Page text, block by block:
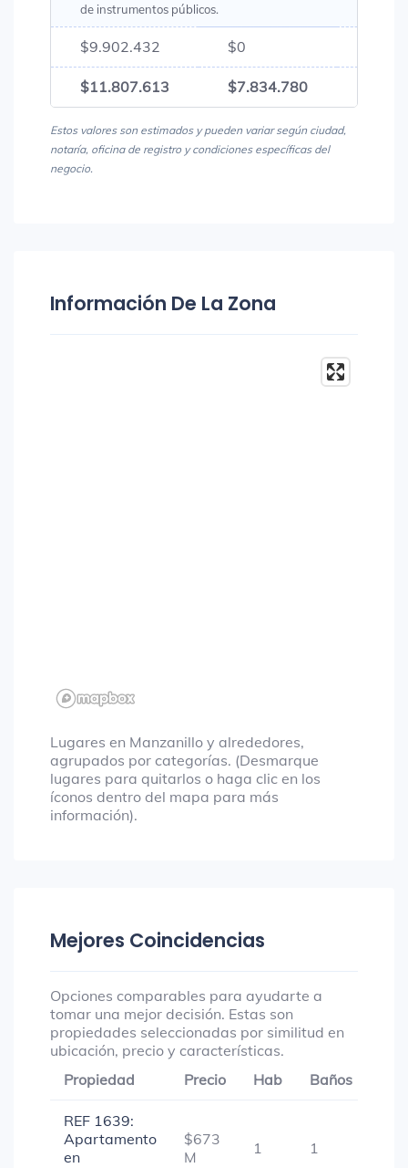
de instrumentos públicos.
$9.902.432 $0
$11.807.613 $7.834.780
Estos valores son estimados y pueden variar según ciudad,
notaría, oficina de registro y condiciones específicas del
negocio.
Información De La Zona
Lugares en Manzanillo y alrededores,
agrupados por categorías. (Desmarque
lugares para quitarlos o haga clic en los
íconos dentro del mapa para más
información).
Mejores Coincidencias
Opciones comparables para ayudarte a
tomar una mejor decisión. Estas son
propiedades seleccionadas por similitud en
ubicación, precio y características.
Propiedad
Precio Hab Baños
REF 1639:
Apartamento
en
$673
M
1 1